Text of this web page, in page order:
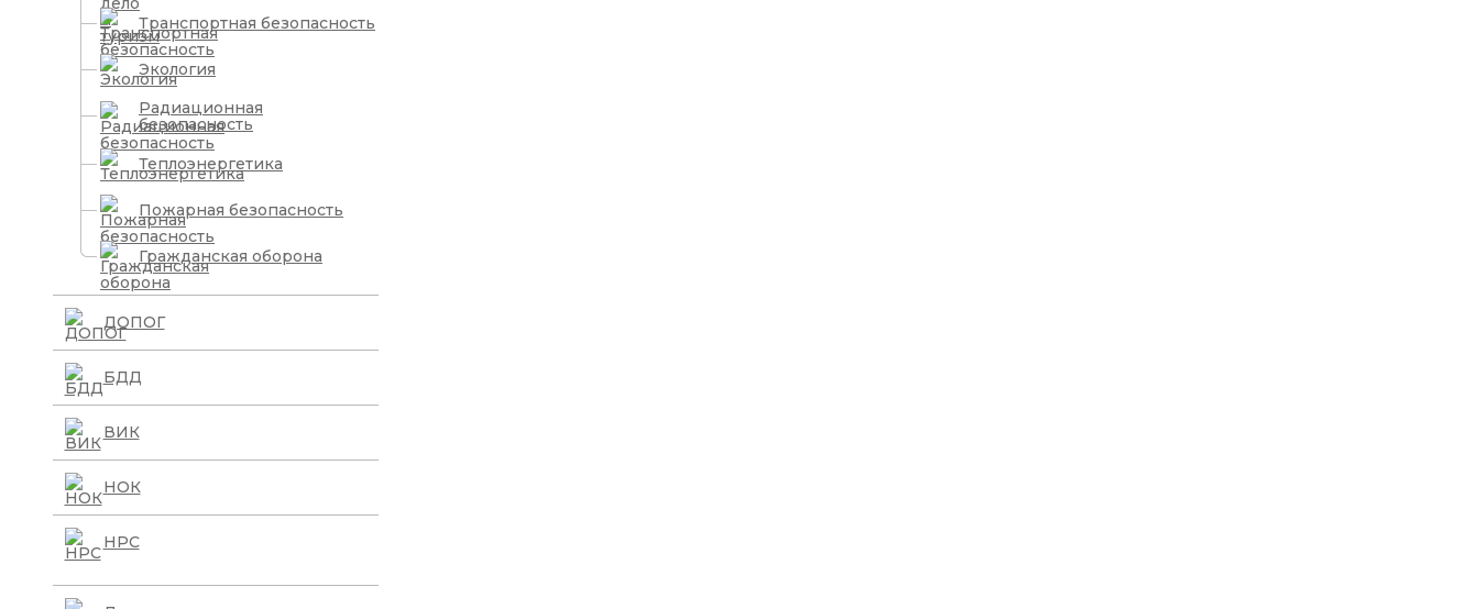
Транспортная безопасность
Экология
Радиационная
безопасность
Теплоэнергетика
Пожарная безопасность
Гражданская оборона
ДОПОГ
БДД
ВИК
НОК
НРС